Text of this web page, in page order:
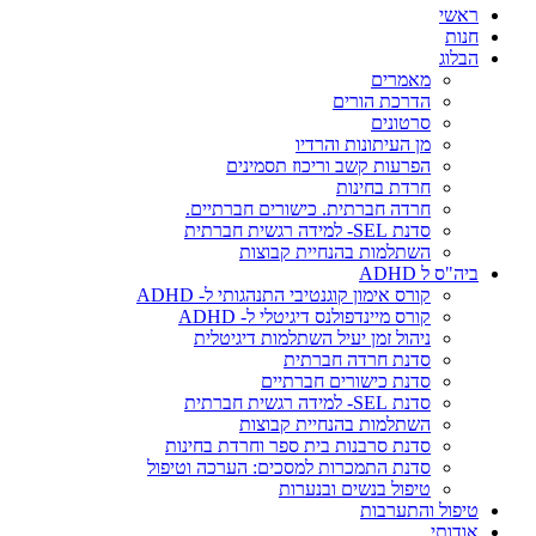
ראשי
חנות
הבלוג
מאמרים
הדרכת הורים
סרטונים
מן העיתונות והרדיו
הפרעות קשב וריכוז תסמינים
חרדת בחינות
חרדה חברתית. כישורים חברתיים.
סדנת SEL- למידה רגשית חברתית
השתלמות בהנחיית קבוצות
ביה"ס ל ADHD
קורס אימון קוגנטיבי התנהגותי ל- ADHD
קורס מיינדפולנס דיגיטלי ל- ADHD
ניהול זמן יעיל השתלמות דיגיטלית
סדנת חרדה חברתית
סדנת כישורים חברתיים
סדנת SEL- למידה רגשית חברתית
השתלמות בהנחיית קבוצות
סדנת סרבנות בית ספר וחרדת בחינות
סדנת התמכרות למסכים: הערכה וטיפול
טיפול בנשים ובנערות
טיפול והתערבות